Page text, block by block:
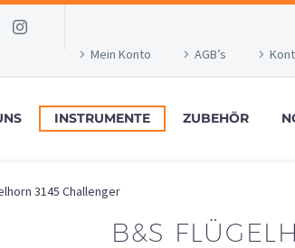
Mein Konto
AGB’s
INSTRUMENTE ZUBEHÖR
3145 Challenger
B&S